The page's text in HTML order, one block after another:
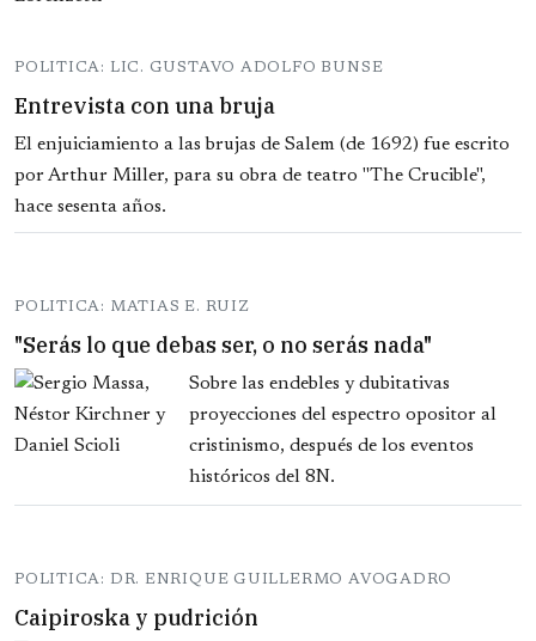
POLITICA: LIC. GUSTAVO ADOLFO BUNSE
Entrevista con una bruja
El enjuiciamiento a las brujas de Salem (de 1692) fue escrito
por Arthur Miller, para su obra de teatro "The Crucible",
hace sesenta años.
POLITICA: MATIAS E. RUIZ
"Serás lo que debas ser, o no serás nada"
Sobre las endebles y dubitativas
proyecciones del espectro opositor al
cristinismo, después de los eventos
históricos del 8N.
POLITICA: DR. ENRIQUE GUILLERMO AVOGADRO
Caipiroska y pudrición